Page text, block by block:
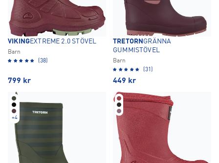
VIKINGEXTREME 2.0 STÖVEL
Barn
(38)
799 kr
TRETORN GRÄNNA
GUMMISTÖVEL
Barn
(31)
449 kr
+4